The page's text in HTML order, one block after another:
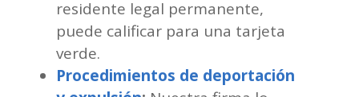
residente legal permanente,
puede calificar para una tarjeta
verde.
Procedimientos de deportación